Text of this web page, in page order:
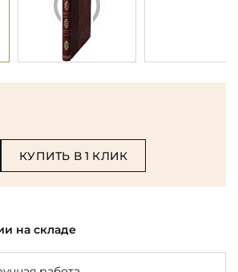
КУПИТЬ В 1 КЛИК
на складе